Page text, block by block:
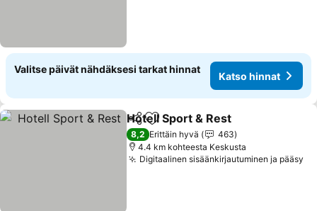
Valitse päivät nähdäksesi tarkat hinnat
Katso hinnat
Jaa Lisää suosikkeihin
Hotell Sport & Rest
8,2 Erittäin hyvä
463
4.4 km kohteesta Keskusta
Digitaalinen sisäänkirjautuminen ja pääsy